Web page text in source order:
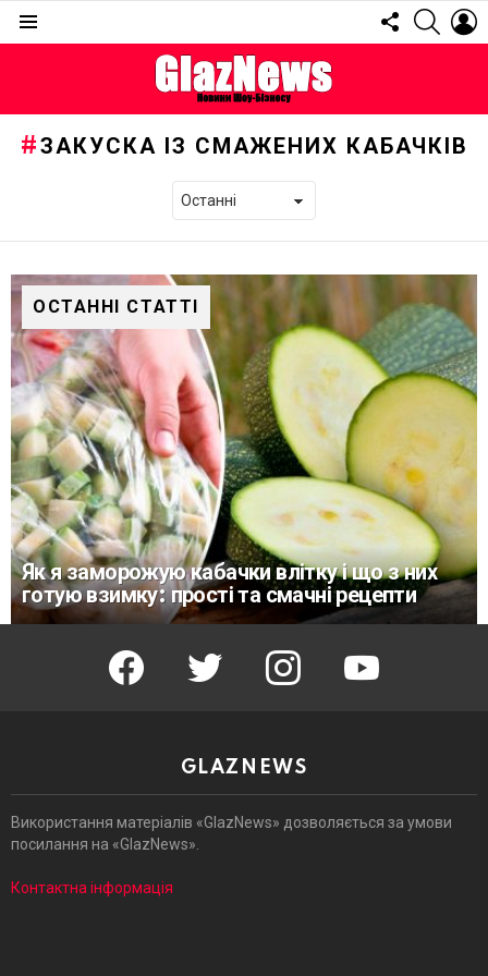
FOLLOW
US
ЗАКУСКА ІЗ СМАЖЕНИХ КАБАЧКІВ
ОСТАННІ СТАТТІ
Як я заморожую кабачки влітку і що з них
готую взимку: прості та смачні рецепти
facebook twitter instagram youtube
GLAZNEWS
Використання матеріалів «GlazNews» дозволяється за умови
посилання на «GlazNews».
Контактна інформація